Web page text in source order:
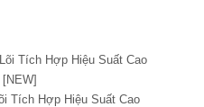
Tích Hợp Hiệu Suất Cao